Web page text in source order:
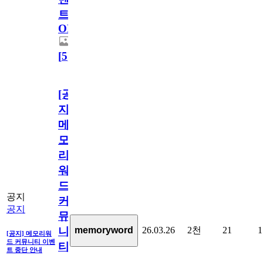
트
OPEN!
[5]
공지
공지
[공지] 메모리워
드 커뮤니티 이벤
트 중단 안내
[공
지]
메
모
리
워
드
커
뮤
니
티
memoryword 26.03.26 2천 21 1